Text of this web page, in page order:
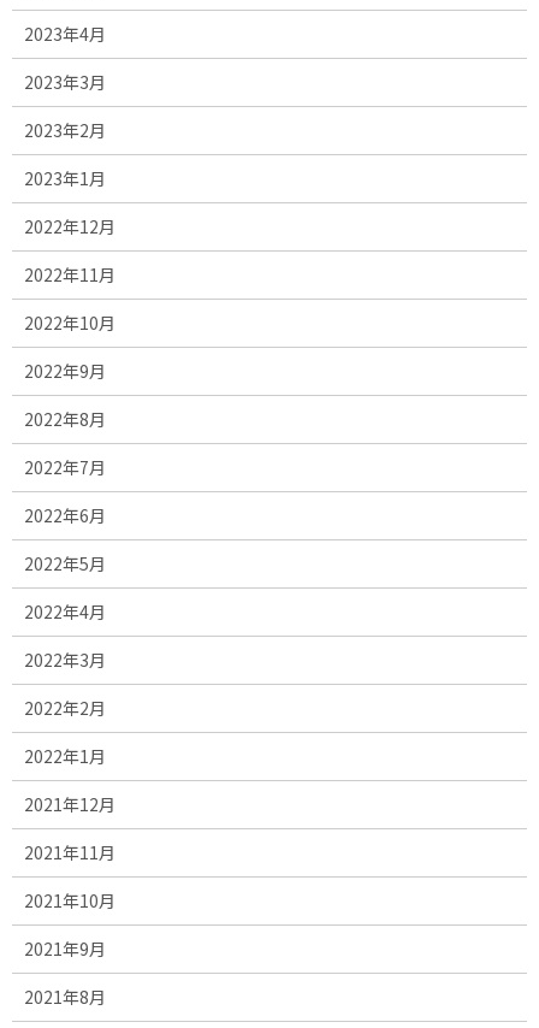
2023年4月
2023年3月
2023年2月
2023年1月
2022年12月
2022年11月
2022年10月
2022年9月
2022年8月
2022年7月
2022年6月
2022年5月
2022年4月
2022年3月
2022年2月
2022年1月
2021年12月
2021年11月
2021年10月
2021年9月
2021年8月